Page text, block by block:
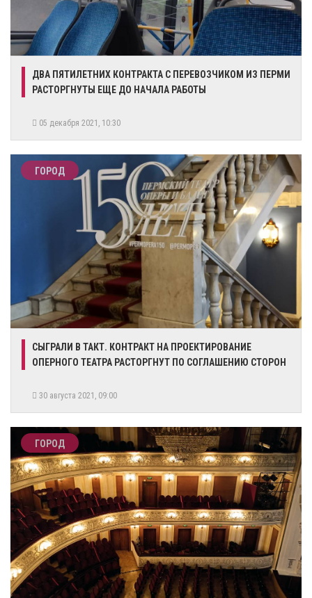
ДВА ПЯТИЛЕТНИХ КОНТРАКТА С ПЕРЕВОЗЧИКОМ ИЗ ПЕРМИ
РАСТОРГНУТЫ ЕЩЕ ДО НАЧАЛА РАБОТЫ
05 декабря 2021, 10:30
ГОРОД
СЫГРАЛИ В ТАКТ. КОНТРАКТ НА ПРОЕКТИРОВАНИЕ
ОПЕРНОГО ТЕАТРА РАСТОРГНУТ ПО СОГЛАШЕНИЮ СТОРОН
30 августа 2021, 09:00
ГОРОД